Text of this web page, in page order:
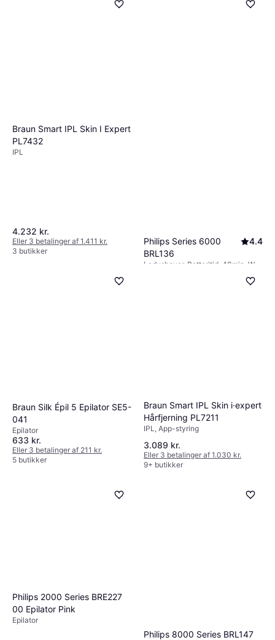
Braun Smart IPL Skin I Expert
PL7432
IPL
4.232 kr.
Eller 3 betalinger af 1.411 kr.
3 butikker
Philips Series 6000
BRL136
4.4
Ladyshaver, Batteritid: 40min, Wet
Braun Silk Épil 5 Epilator SE5-
041
Epilator
633 kr.
Eller 3 betalinger af 211 kr.
5 butikker
Braun Smart IPL Skin i·expert
Hårfjerning PL7211
IPL, App-styring
3.089 kr.
Eller 3 betalinger af 1.030 kr.
9+ butikker
Philips 2000 Series BRE227
00 Epilator Pink
Epilator
Philips 8000 Series BRL147